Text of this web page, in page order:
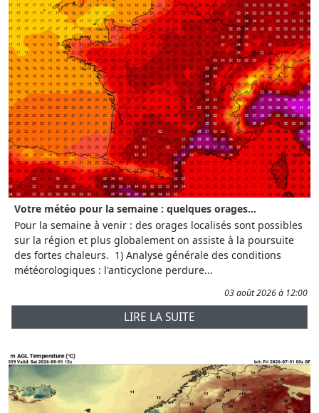
Votre météo pour la semaine : quelques orages...
Pour la semaine à venir : des orages localisés sont possibles
sur la région et plus globalement on assiste à la poursuite
des fortes chaleurs. 1) Analyse générale des conditions
météorologiques : l'anticyclone perdure...
03 août 2026 à 12:00
LIRE LA SUITE